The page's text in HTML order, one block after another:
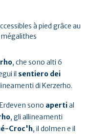
, che sono alti 6
il sentiero dei
di Kerzerho.
sono apertial
, gli allineamenti
Croc'h, il dolmen e il